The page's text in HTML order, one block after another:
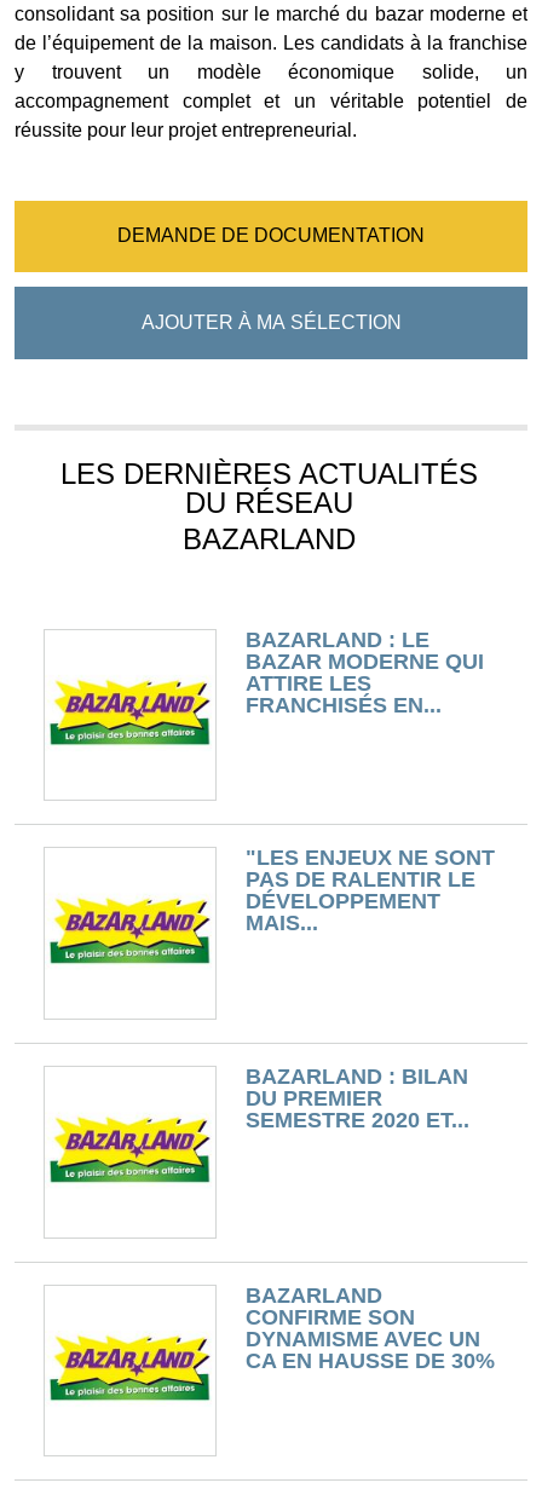
consolidant sa position sur le marché du bazar moderne et
de l’équipement de la maison. Les candidats à la franchise
y trouvent un modèle économique solide, un
accompagnement complet et un véritable potentiel de
réussite pour leur projet entrepreneurial.
DEMANDE DE DOCUMENTATION
AJOUTER À MA SÉLECTION
LES DERNIÈRES ACTUALITÉS
DU RÉSEAU
BAZARLAND
BAZARLAND : LE
BAZAR MODERNE QUI
ATTIRE LES
FRANCHISÉS EN...
"LES ENJEUX NE SONT
PAS DE RALENTIR LE
DÉVELOPPEMENT
MAIS...
BAZARLAND : BILAN
DU PREMIER
SEMESTRE 2020 ET...
BAZARLAND
CONFIRME SON
DYNAMISME AVEC UN
CA EN HAUSSE DE 30%